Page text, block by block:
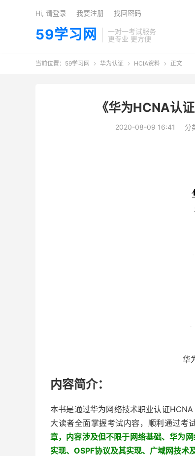
59学习网
一对一考试服务
更专业 更方便
Hi, 请登录 我要注册 找回密码
当前位置： 59学习网  华为认证  HCIA资料  正文
《华为HCNA认
2020-08-09 16:41 分
华
内容简介：
本书是通过华为网络技术职业认证
大读者全面掌握考试内容，顺利通过考
章，内容涉及但不限于网络基础、华为
实现、OSPF协议及其实现、广域网技术